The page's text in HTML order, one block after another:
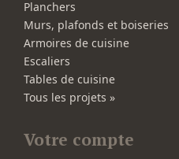
Planchers
Murs, plafonds et boiseries
Armoires de cuisine
Escaliers
Tables de cuisine
Tous les projets »
Votre compte